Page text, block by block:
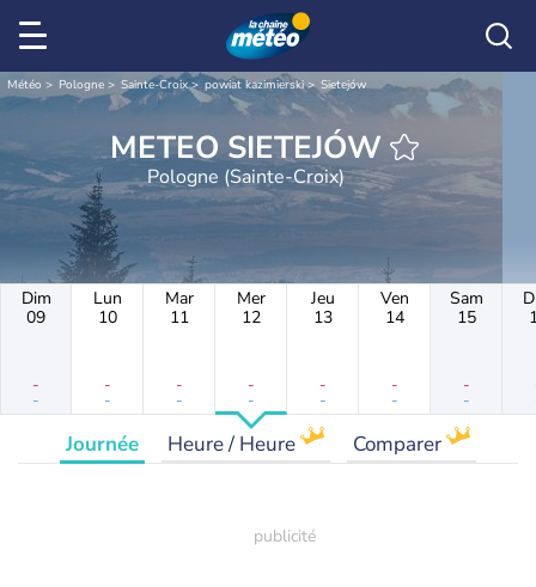
Météo Pologne Sainte-Croix powiat kazimierski Sietejów
METEO SIETEJÓW
Pologne (Sainte-Croix)
Dim
09
-
-
Lun
10
-
-
Mar
11
-
-
Mer
12
-
-
Jeu
13
-
-
Ven
14
-
-
Sam
15
-
-
Journée Heure / Heure Comparer